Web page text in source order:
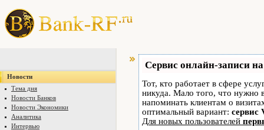
Новости
Тема дня
Новости Банков
Новости Экономики
Аналитика
Интервью
Сервис онлайн-записи
Тот, кто работает в сфере
никуда. Мало того, что нужно
напоминать клиентам о
оптимальный вариант: сервис
Для новых пользователей